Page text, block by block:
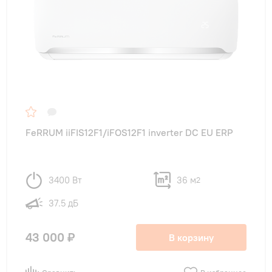
FeRRUM iiFIS12F1/iFOS12F1 inverter DC EU ERP
3400 Вт 36 м2
37.5 дБ
43 000 ₽ В корзину